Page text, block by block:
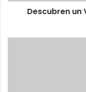
Descubren